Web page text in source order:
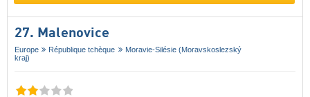
27. Malenovice
Europe République tchèque
Moravie-Silésie (Moravskoslezský
kraj)